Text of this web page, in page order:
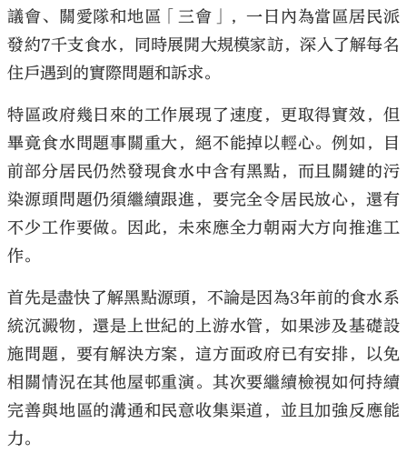
議會、關愛隊和地區「三會」，一日內為當區居民派
發約7千支食水，同時展開大規模家訪，深入了解每名
住戶遇到的實際問題和訴求。
特區政府幾日來的工作展現了速度，更取得實效，但
畢竟食水問題事關重大，絕不能掉以輕心。例如，目
前部分居民仍然發現食水中含有黑點，而且關鍵的污
染源頭問題仍須繼續跟進，要完全令居民放心，還有
不少工作要做。因此，未來應全力朝兩大方向推進工
作。
首先是盡快了解黑點源頭，不論是因為3年前的食水系
統沉澱物，還是上世紀的上游水管，如果涉及基礎設
施問題，要有解決方案，這方面政府已有安排，以免
相關情況在其他屋邨重演。其次要繼續檢視如何持續
完善與地區的溝通和民意收集渠道，並且加強反應能
力。